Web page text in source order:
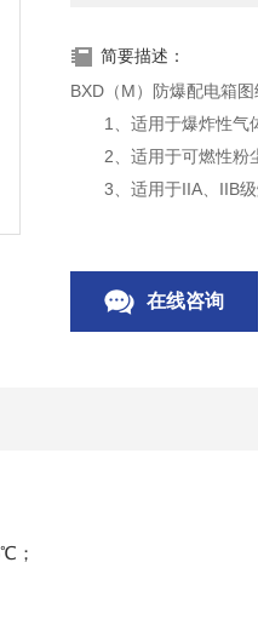
简要描述：
BXD（M）防爆配电箱图
1、适用于爆炸性气体
2、适用于可燃性粉尘
3、适用于IIA、IIB级
环境；
在线咨询
；